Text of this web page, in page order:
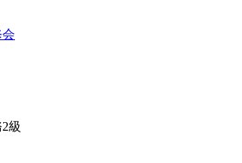
級